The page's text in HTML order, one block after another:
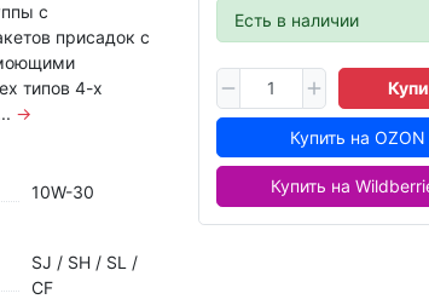
Есть в наличии
Купить на OZON
Купить на
с
присадок с
типов 4-х
→
10W-30
SJ / SH / SL /
CF